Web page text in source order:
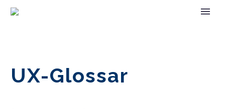
UX-Glossar